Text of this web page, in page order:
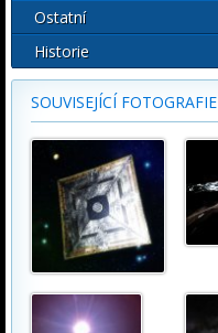
Ostatní
Historie
SOUVISEJÍCÍ FOTOGRAFIE